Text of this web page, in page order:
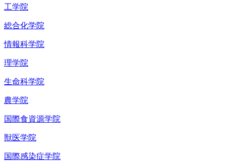
工学院
総合化学院
情報科学院
理学院
生命科学院
農学院
国際食資源学院
獣医学院
国際感染症学院